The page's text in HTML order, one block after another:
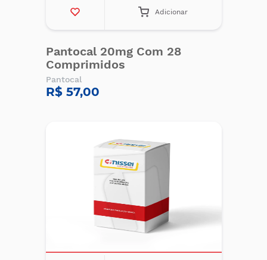
Adicionar
Pantocal 20mg Com 28
Comprimidos
Pantocal
R$ 57,00